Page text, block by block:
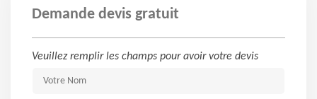
Demande devis gratuit
Veuillez remplir les champs pour avoir votre devis